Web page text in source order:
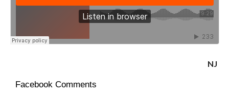
NJ
Facebook Comments